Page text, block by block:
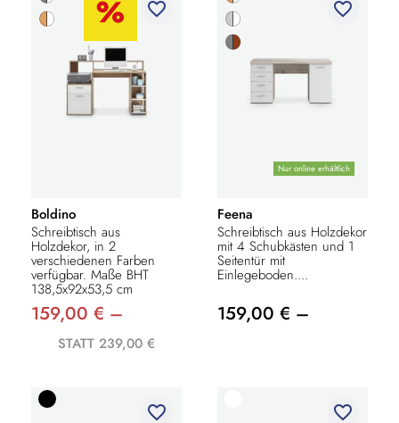
favorite_border
Boldino
Schreibtisch aus
Holzdekor, in 2
verschiedenen Farben
verfügbar. Maße BHT
138,5x92x53,5 cm
159,00 € –
STATT 239,00 €
Nur online erhältlich
favorite_border
Feena
Schreibtisch aus Holzdekor
mit 4 Schubkästen und 1
Seitentür mit
Einlegeboden....
159,00 € –
favorite_border favorite_border